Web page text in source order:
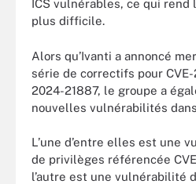
ICS vulnérables, ce qui rend
plus difficile.
Alors qu’Ivanti a annoncé
série de correctifs pour
2024-21887, le groupe a
nouvelles vulnérabilités
L’une d’entre elles est une
de privilèges référencée
l’autre est une vulnérabilité